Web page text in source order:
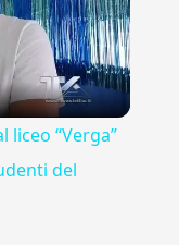
“Verga”
del